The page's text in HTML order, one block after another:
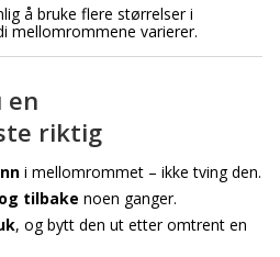
å bruke flere størrelser i
mellomrommene varierer.
en
riktig
i mellomrommet – ikke tving den.
tilbake noen ganger.
, og bytt den ut etter omtrent en